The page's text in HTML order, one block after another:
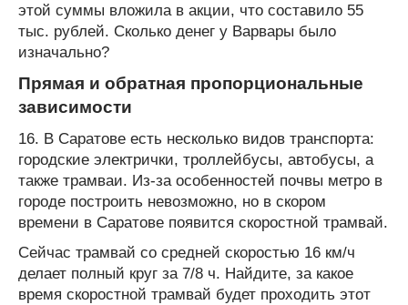
этой суммы вложила в акции, что составило 55
тыс. рублей. Сколько денег у Варвары было
изначально?
Прямая и обратная пропорциональные
зависимости
16. В Саратове есть несколько видов транспорта:
городские электрички, троллейбусы, автобусы, а
также трамваи. Из-за особенностей почвы метро в
городе построить невозможно, но в скором
времени в Саратове появится скоростной трамвай.
Сейчас трамвай со средней скоростью 16 км/ч
делает полный круг за 7/8 ч. Найдите, за какое
время скоростной трамвай будет проходить этот